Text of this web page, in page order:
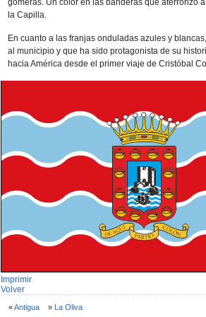
gomeras. Un color en las banderas que aterrorizó
la Capilla.
En cuanto a las franjas onduladas azules y
al municipio y que ha sido protagonista de su
hacia América desde el primer viaje de Cristóbal
Imprimir
Volver
«Antigua» La Oliva